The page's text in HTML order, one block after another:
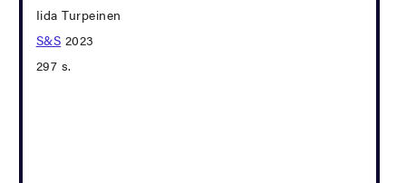
Iida Turpeinen
S&S 2023
297 s.